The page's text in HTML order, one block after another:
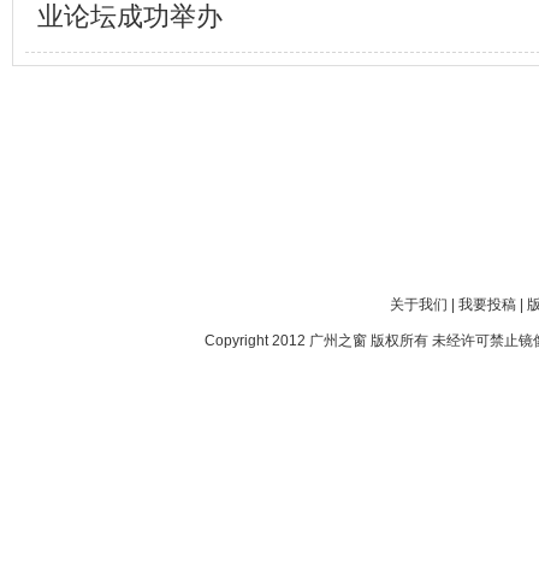
业论坛成功举办
关于我们 我要投稿|
Copyright 2012 广州之窗 版权所有 未经许可禁止